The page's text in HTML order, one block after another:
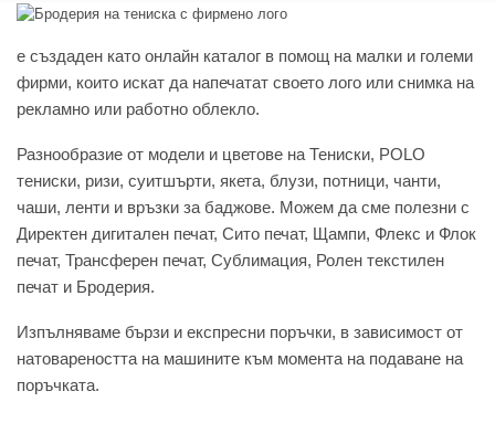
e създаден като онлайн каталог в помощ на малки и големи
фирми, които искат да напечатат своето лого или снимка на
рекламно или работно облекло.
Разнообразие от модели и цветове на Тениски, POLO
тениски, ризи, суитшърти, якета, блузи, потници, чанти,
чаши, ленти и връзки за баджове. Можем да сме полезни с
Директен дигитален печат, Сито печат, Щампи, Флекс и Флок
печат, Трансферен печат, Сублимация, Ролен текстилен
печат и Бродерия.
Изпълняваме бързи и експресни поръчки, в зависимост от
натовареността на машините към момента на подаване на
поръчката.